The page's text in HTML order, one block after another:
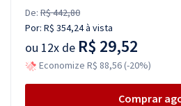
De: R$ 442,80
Por: R$ 354,24à vista
ou 12x de R$ 29,52
Economize R$ 88,56 (-20%)
Comprar